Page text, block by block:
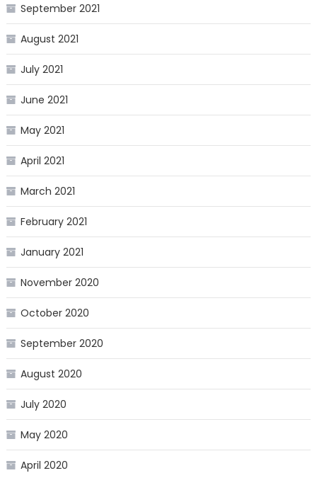
September 2021
August 2021
July 2021
June 2021
May 2021
April 2021
March 2021
February 2021
January 2021
November 2020
October 2020
September 2020
August 2020
July 2020
May 2020
April 2020